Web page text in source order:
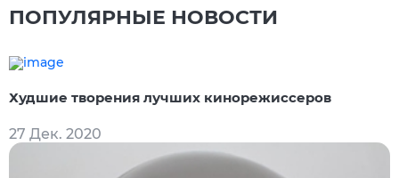
ПОПУЛЯРНЫЕ НОВОСТИ
Худшие творения лучших кинорежиссеров
27 Дек. 2020